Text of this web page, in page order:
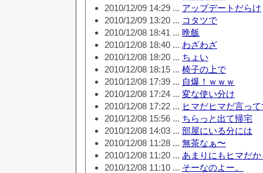
2010/12/09 14:29 ... アップデートだらけ
2010/12/09 13:20 ... コタツで
2010/12/08 18:41 ... 晩飯
2010/12/08 18:40 ... わざわざ
2010/12/08 18:20 ... ちょい
2010/12/08 18:15 ... 椅子の上で
2010/12/08 17:39 ... 自爆！ｗｗｗ
2010/12/08 17:24 ... 変な使い分け
2010/12/08 17:22 ... ヒマだヒマだ言っ
2010/12/08 15:56 ... ちらっと出て帰宅
2010/12/08 14:03 ... 部屋にいる分には
2010/12/08 11:28 ... 無茶なぁ〜
2010/12/08 11:20 ... あまりにもヒマだ
2010/12/08 11:10 ... そーなのよー。